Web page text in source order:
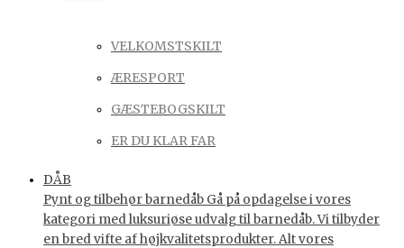
VELKOMSTSKILT
ÆRESPORT
GÆSTEBOGSKILT
ER DU KLAR FAR
DÅB
Pynt og tilbehør barnedåb Gå på opdagelse i vores
kategori med luksuriøse udvalg til barnedåb. Vi tilbyder
en bred vifte af højkvalitetsprodukter. Alt vores